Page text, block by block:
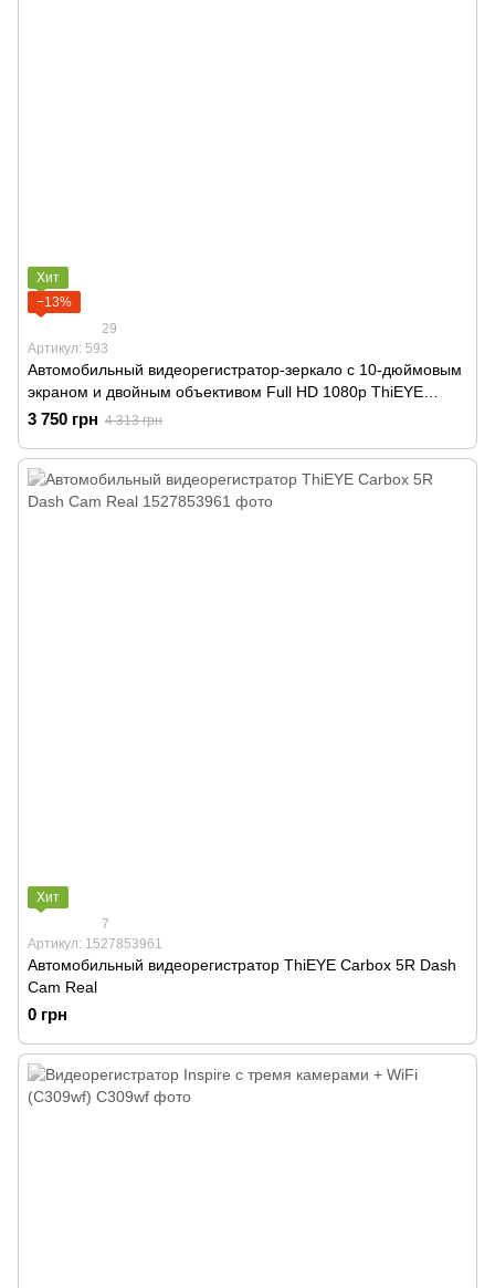
Хит
−13%
29
Артикул: 593
Автомобильный видеорегистратор-зеркало с 10-дюймовым
экраном и двойным объективом Full HD 1080p ThiEYE
CarView 2
3 750 грн 4 313 грн
Хит
7
Артикул: 1527853961
Автомобильный видеорегистратор ThiEYE Carbox 5R Dash
Cam Real
0 грн